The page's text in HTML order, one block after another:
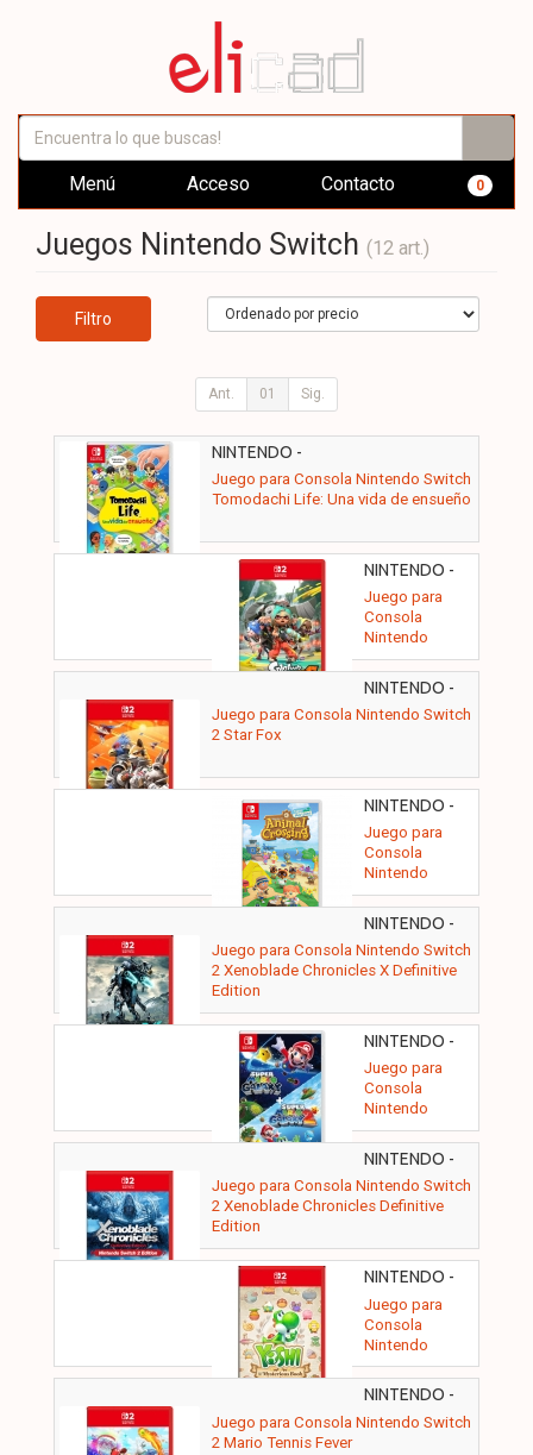
Menú Acceso Contacto 0
Juegos Nintendo Switch (12 art.)
Filtro
Ant. 01 Sig.
NINTENDO -
Juego para Consola Nintendo Switch
Tomodachi Life: Una vida de ensueño
NINTENDO -
SPLATOON
RAIDERS
Juego para
Consola
Nintendo
Switch 2
Splatoon
Raiders
NINTENDO -
Juego para Consola Nintendo Switch
2 Star Fox
NINTENDO -
AC-NH
Juego para
Consola
Nintendo
Switch Animal
Crossing: New
Horizons
NINTENDO -
XENOBLD
CHRO X DEF 2
Juego para Consola Nintendo Switch
2 Xenoblade Chronicles X Definitive
Edition
NINTENDO -
Juego para
Consola
Nintendo
Switch Super
Mario Galaxy +
Super Mario
Galaxy 2
NINTENDO -
XENOBLD
CHRO DEF
Juego para Consola Nintendo Switch
2 Xenoblade Chronicles Definitive
Edition
NINTENDO -
YOSHI A M
BOOK
Juego para
Consola
Nintendo
Switch 2 Yoshi
and the
Mysterious
Book
NINTENDO -
Juego para Consola Nintendo Switch
2 Mario Tennis Fever